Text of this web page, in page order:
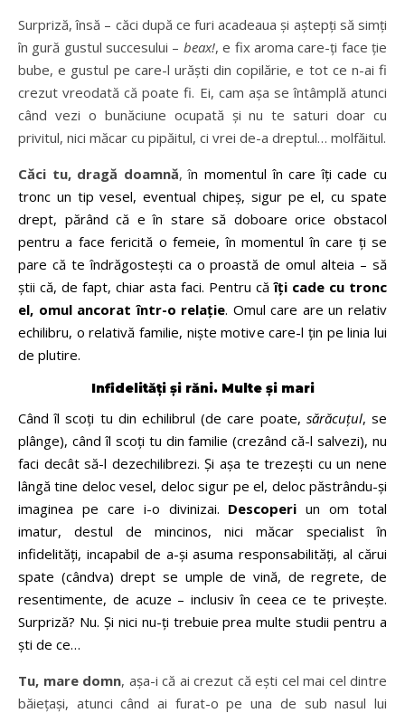
Surpriză, însă – căci după ce furi acadeaua și aștepți să simți
în gură gustul succesului – beax!, e fix aroma care-ți face ție
bube, e gustul pe care-l urăști din copilărie, e tot ce n-ai fi
crezut vreodată că poate fi. Ei, cam așa se întâmplă atunci
când vezi o bunăciune ocupată și nu te saturi doar cu
privitul, nici măcar cu pipăitul, ci vrei de-a dreptul… molfăitul.
Căci tu, dragă doamnă, în momentul în care îți cade cu
tronc un tip vesel, eventual chipeș, sigur pe el, cu spate
drept, părând că e în stare să doboare orice obstacol
pentru a face fericită o femeie, în momentul în care ți se
pare că te îndrăgostești ca o proastă de omul alteia – să
știi că, de fapt, chiar asta faci. Pentru căîți cade cu tronc
el, omul ancorat într-o relație. Omul care are un relativ
echilibru, o relativă familie, niște motive care-l țin pe linia lui
de plutire.
Infidelități și răni. Multe și mari
Când îl scoți tu din echilibrul (de care poate, sărăcuțul, se
plânge), când îl scoți tu din familie (crezând că-l salvezi), nu
faci decât să-l dezechilibrezi. Și așa te trezești cu un nene
lângă tine deloc vesel, deloc sigur pe el, deloc păstrându-și
imaginea pe care i-o divinizai. Descoperi un om total
imatur, destul de mincinos, nici măcar specialist în
infidelități, incapabil de a-și asuma responsabilități, al cărui
spate (cândva) drept se umple de vină, de regrete, de
resentimente, de acuze – inclusiv în ceea ce te privește.
Surpriză? Nu. Și nici nu-ți trebuie prea multe studii pentru a
ști de ce…
Tu, mare domn, așa-i că ai crezut că ești cel mai cel dintre
băiețași, atunci când ai furat-o pe una de sub nasul lui